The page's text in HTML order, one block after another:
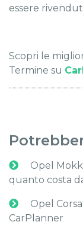
essere
Scopri le
Termine su
Opel
quanto costa
Opel
CarPlanner